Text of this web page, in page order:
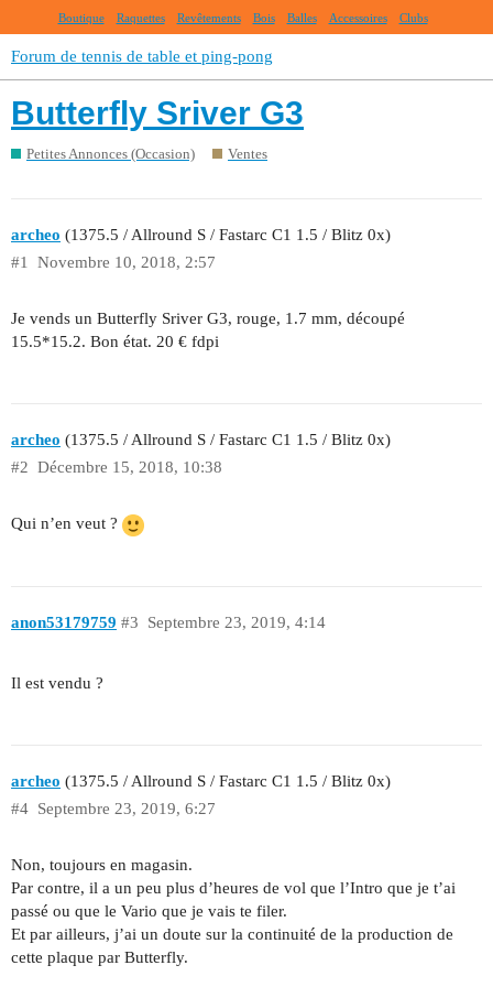
Boutique Raquettes Revêtements Bois Balles Accessoires Clubs
Forum de tennis de table et ping-pong
Butterfly Sriver G3
Petites Annonces (Occasion) Ventes
archeo (1375.5 / Allround S / Fastarc C1 1.5 / Blitz 0x)
Novembre 10, 2018, 2:57
#1
Je vends un Butterfly Sriver G3, rouge, 1.7 mm, découpé
15.5*15.2. Bon état. 20 € fdpi
archeo (1375.5 / Allround S / Fastarc C1 1.5 / Blitz 0x)
Décembre 15, 2018, 10:38
#2
Qui n’en veut ?
anon53179759 Septembre 23, 2019, 4:14
#3
Il est vendu ?
archeo (1375.5 / Allround S / Fastarc C1 1.5 / Blitz 0x)
Septembre 23, 2019, 6:27
#4
Non, toujours en magasin.
Par contre, il a un peu plus d’heures de vol que l’Intro que je t’ai
passé ou que le Vario que je vais te filer.
Et par ailleurs, j’ai un doute sur la continuité de la production de
cette plaque par Butterfly.